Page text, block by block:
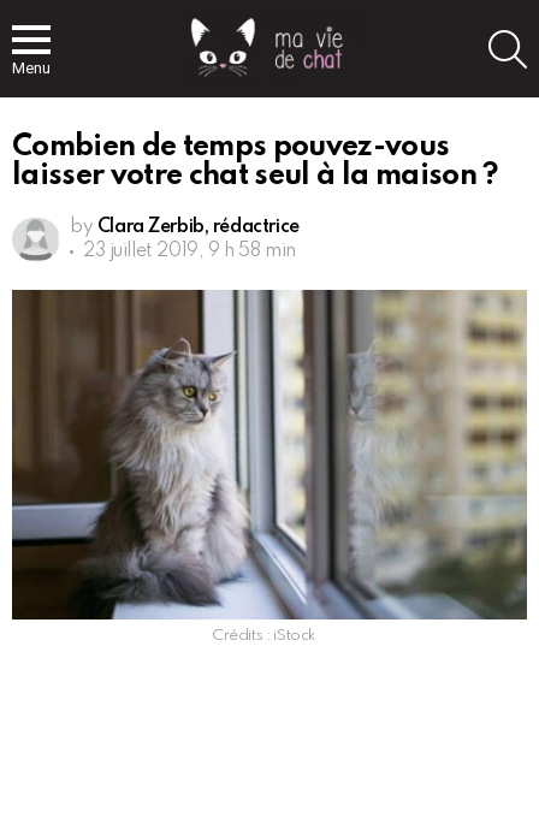
Menu
Combien de temps pouvez-vous
laisser votre chat seul à la maison ?
by Clara Zerbib, rédactrice
23 juillet 2019, 9 h 58 min
Crédits : iStock